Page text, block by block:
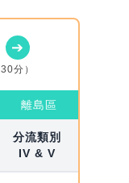
分）
離島區
分流類別
IV & V